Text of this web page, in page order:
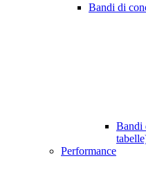
Bandi di
Bandi
Performance